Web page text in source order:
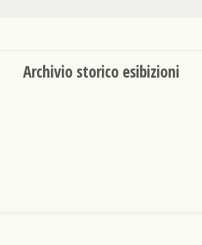
Archivio storico esibizioni